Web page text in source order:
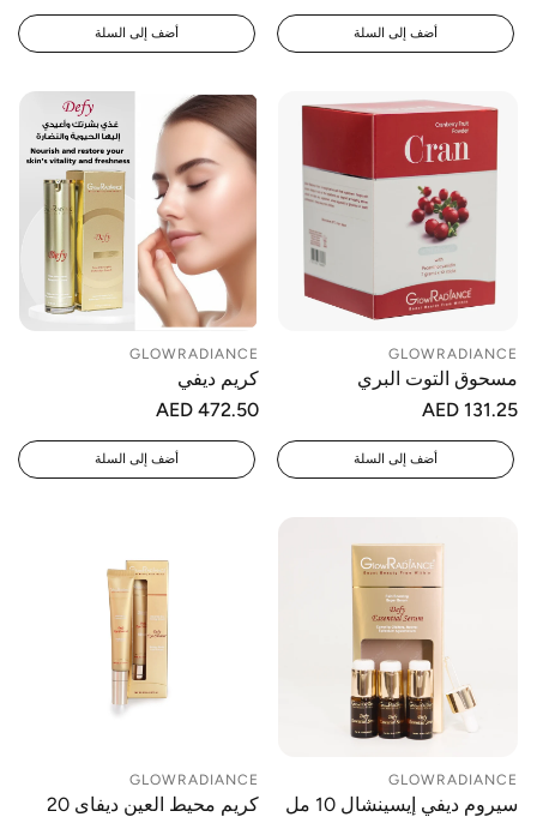
أضف إلى السلة أضف إلى السلة
GLOWRADIANCE
مسحوق التوت البري
السعر
AED 131.25
أضف إلى السلة
GLOWRADIANCE
كريم ديفي
السعر
AED 472.50
أضف إلى السلة
GLOWRADIANCE
سيروم ديفي إيسينشال 10 مل
GLOWRADIANCE
كريم محيط العين ديفاى 20